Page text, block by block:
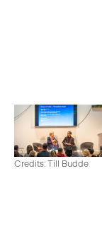
Credits: Till Budde